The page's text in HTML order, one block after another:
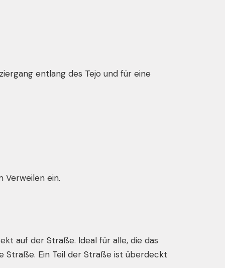
entlang des Tejo und für eine
Verweilen ein.
auf der Straße. Ideal für alle, die das
Straße. Ein Teil der Straße ist überdeckt